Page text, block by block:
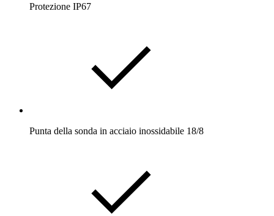
Protezione IP67
Punta della sonda in acciaio inossidabile 18/8